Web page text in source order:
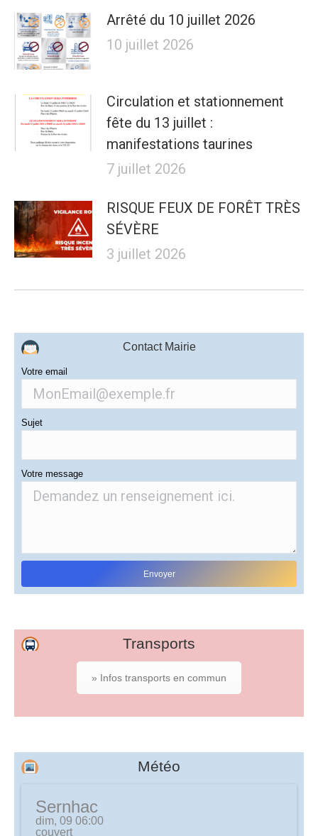
Arrêté du 10 juillet 2026
10 juillet 2026
Circulation et stationnement
fête du 13 juillet :
manifestations taurines
7 juillet 2026
RISQUE FEUX DE FORÊT TRÈS
SÉVÈRE
3 juillet 2026
Contact Mairie
Votre email
Sujet
Votre message
Transports
» Infos transports en commun
Météo
Sernhac
dim, 09 06:00
couvert